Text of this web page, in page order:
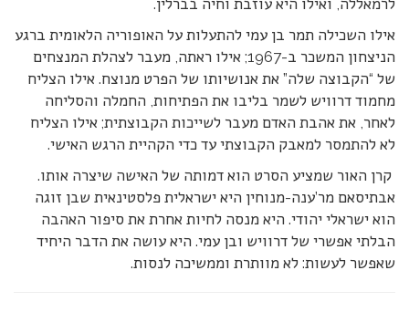
לרמאללה, ואילו היא עוזבת וחיה בברלין.
אילו השכילה תמר בן עמי להתעלות על האופוריה הלאומית ברגע
הניצחון המשכר ב-1967; אילו ראתה, מעבר לצהלת המנצחים
של “הקבוצה שלה” את אנושיותו של הפרט מנוצח. אילו הצליח
מחמוד דרוויש לשמר בליבו את הפתיחות, החמלה והסליחה
לאחר, את אהבת האדם מעבר לשייכות הקבוצתית; אילו הצליח
לא להתמסר למאבק הקבוצתי עד כדי הקהיית הרגש האישי.
קרן האור שמציע הסרט הוא דמותה של האישה שיצרה אותו.
אבתיסאם מר’ענה-מנוחין היא ישראלית פלסטינאית שבן זוגה
הוא ישראלי יהודי. היא מנסה לחיות אחרת את סיפור האהבה
הבלתי אפשרי של דרוויש ובן עמי. היא עושה את הדבר היחיד
שאפשר לעשות: לא מוותרת וממשיכה לנסות.